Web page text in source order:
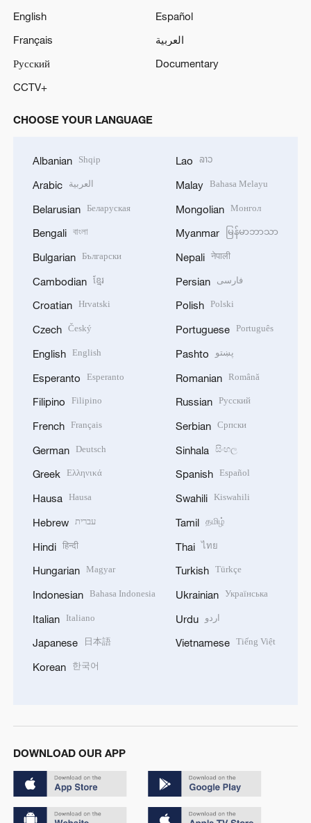
English
Español
Français
العربية
Русский
Documentary
CCTV+
CHOOSE YOUR LANGUAGE
Albanian Shqip
Arabic العربية
Belarusian Беларуская
Bengali বাংলা
Bulgarian Български
Cambodian ខ្មែរ
Croatian Hrvatski
Czech Český
English English
Esperanto Esperanto
Filipino Filipino
French Français
German Deutsch
Greek Ελληνικά
Hausa Hausa
Hebrew עברית
Hindi हिन्दी
Hungarian Magyar
Indonesian Bahasa Indonesia
Italian Italiano
Japanese 日本語
Korean 한국어
Lao ລາວ
Malay Bahasa Melayu
Mongolian Монгол
Myanmar မြန်မာဘာသာ
Nepali नेपाली
Persian فارسی
Polish Polski
Portuguese Português
Pashto پښتو
Romanian Română
Russian Русский
Serbian Српски
Sinhala සිංහල
Spanish Español
Swahili Kiswahili
Tamil தமிழ்
Thai ไทย
Turkish Türkçe
Ukrainian Українська
Urdu اردو
Vietnamese Tiếng Việt
DOWNLOAD OUR APP